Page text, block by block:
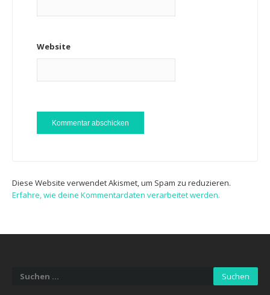
Website
Diese Website verwendet Akismet, um Spam zu reduzieren.
Erfahre, wie deine Kommentardaten verarbeitet werden.
Suchen